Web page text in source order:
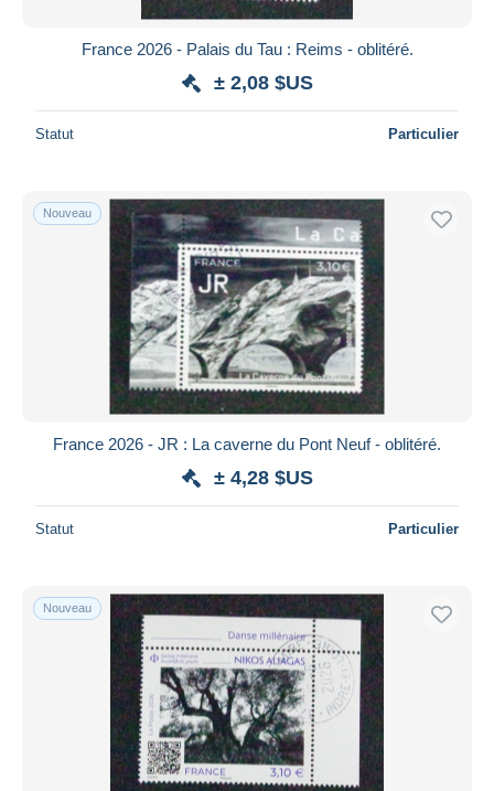
France 2026 - Palais du Tau : Reims - oblitéré.
± 2,08 $US
Statut Particulier
Nouveau
France 2026 - JR : La caverne du Pont Neuf - oblitéré.
± 4,28 $US
Statut Particulier
Nouveau